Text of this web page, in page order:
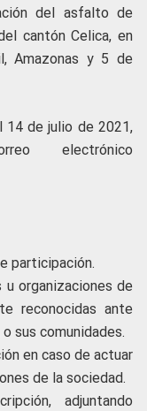
del asfalto de
cantón Celica, en
Amazonas y 5 de
14 de julio de 2021,
electrónico
participación.
u organizaciones de
reconocidas ante
sus comunidades.
en caso de actuar
de la sociedad.
adjuntando